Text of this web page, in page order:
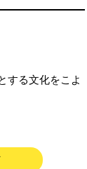
する文化をこよ